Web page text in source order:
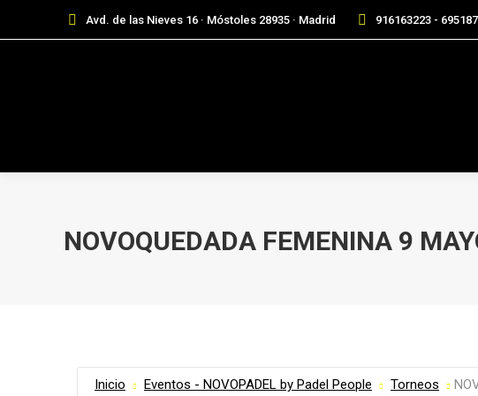
Avd. de las Nieves 16 · Móstoles 28935 · Madrid 916163223 -
NOVOQUEDADA FEMENINA 9
Inicio Eventos - NOVOPADEL by Padel People Torneos